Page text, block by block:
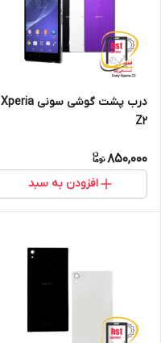
درب پشت گوشی سونی Xperia
Z2
850,000
افزودن به سبد